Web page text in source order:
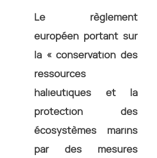
Le règlement
européen portant sur
la « conservation des
ressources
halieutiques et la
protection des
écosystèmes marins
par des mesures